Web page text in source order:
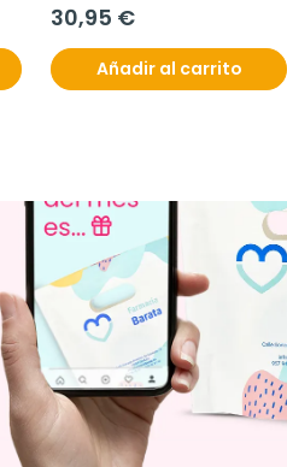
30,95 €
Añadir al carrito